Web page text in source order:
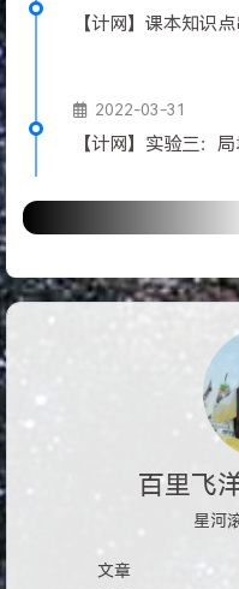
【计网】课本知识
2022-03-31
【计网】实验三：
百里飞
星河
文章